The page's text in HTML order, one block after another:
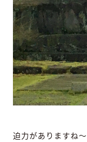
迫力がありますね～